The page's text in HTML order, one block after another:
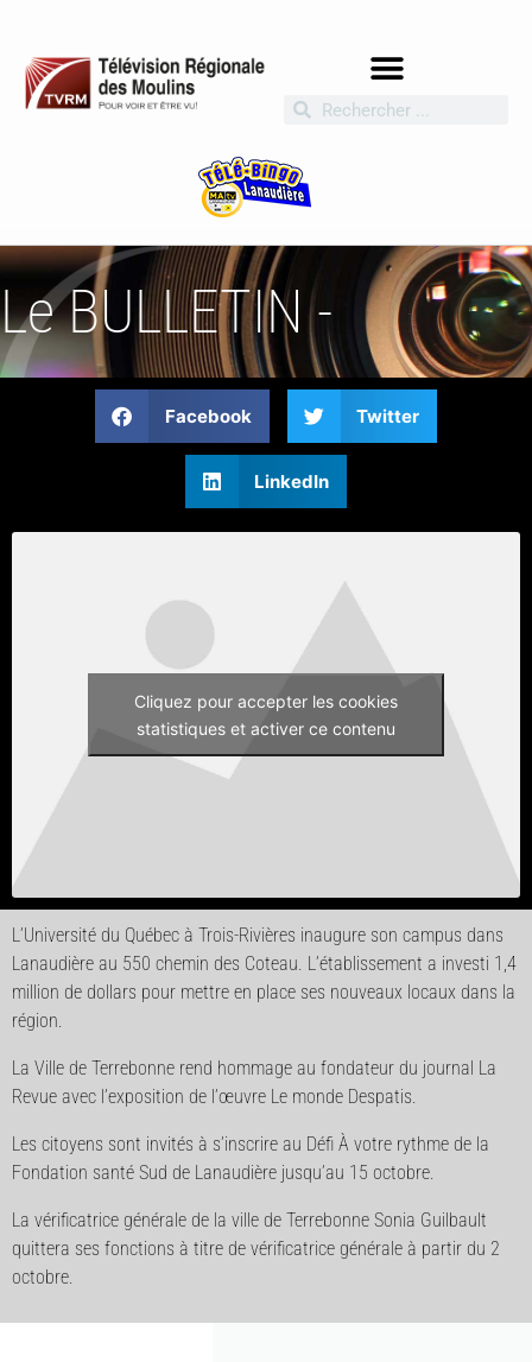
Le BULLETIN -
Facebook Twitter
LinkedIn
Cliquez pour accepter les cookies
statistiques et activer ce contenu
L’Université du Québec à Trois-Rivières inaugure son campus dans
Lanaudière au 550 chemin des Coteau. L’établissement a investi 1,4
million de dollars pour mettre en place ses nouveaux locaux dans la
région.
La Ville de Terrebonne rend hommage au fondateur du journal La
Revue avec l’exposition de l’œuvre Le monde Despatis.
Les citoyens sont invités à s’inscrire au Défi À votre rythme de la
Fondation santé Sud de Lanaudière jusqu’au 15 octobre.
La vérificatrice générale de la ville de Terrebonne Sonia Guilbault
quittera ses fonctions à titre de vérificatrice générale à partir du 2
octobre.